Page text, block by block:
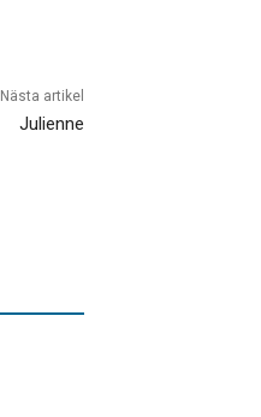
Nästa artikel
Julienne